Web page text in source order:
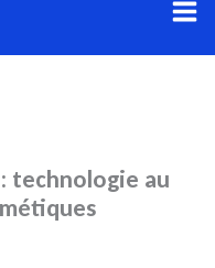
technologie au